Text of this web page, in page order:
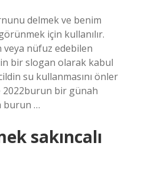
delmek ve benim
için kullanılır.
veya nüfuz edebilen
bir slogan olarak kabul
su kullanmasını önler
2022burun bir günah
burun …
sakıncalı